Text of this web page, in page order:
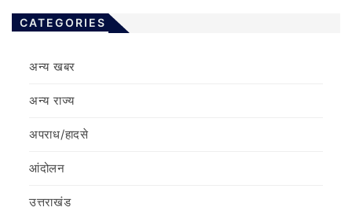
CATEGORIES
अन्य खबर
अन्य राज्य
अपराध/हादसे
आंदोलन
उत्तराखंड